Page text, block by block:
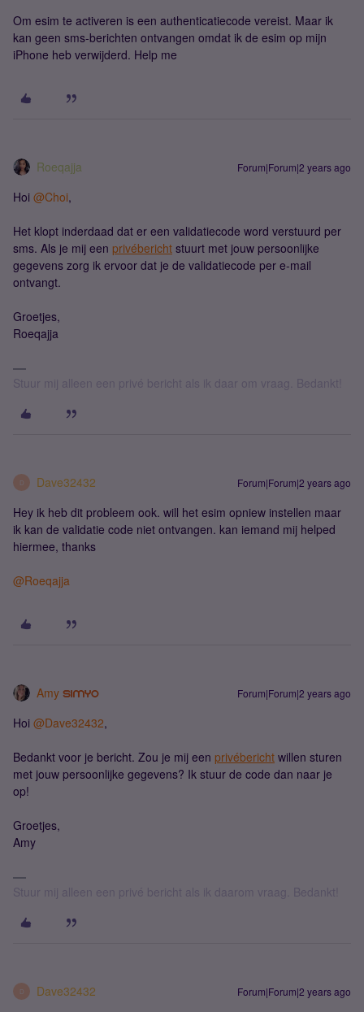
Om esim te activeren is een authenticatiecode vereist. Maar ik
kan geen sms-berichten ontvangen omdat ik de esim op mijn
iPhone heb verwijderd. Help me
Roeqajja Forum|Forum|2 years ago
Hoi @Choi,
Het klopt inderdaad dat er een validatiecode word verstuurd per
sms. Als je mij een privébericht stuurt met jouw persoonlijke
gegevens zorg ik ervoor dat je de validatiecode per e-mail
ontvangt.
Groetjes,
Roeqajja
Stuur mij alleen een privé bericht als ik daar om vraag. Bedankt!
D Dave32432 Forum|Forum|2 years ago
Hey ik heb dit probleem ook. will het esim opniew instellen maar
ik kan de validatie code niet ontvangen. kan iemand mij helped
hiermee, thanks
@Roeqajja
Amy Forum|Forum|2 years ago
Hoi @Dave32432,
Bedankt voor je bericht. Zou je mij een privébericht willen sturen
met jouw persoonlijke gegevens? Ik stuur de code dan naar je
op!
Groetjes,
Amy
Stuur mij alleen een privé bericht als ik daarom vraag. Bedankt!
D Dave32432 Forum|Forum|2 years ago